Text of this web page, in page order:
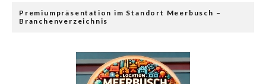
Premiumpräsentation im Standort Meerbusch –
Branchenverzeichnis